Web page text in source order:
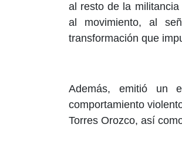
al resto de la
al movimiento, al
transformación que
Además, emitió un
comportamiento
Torres Orozco, así